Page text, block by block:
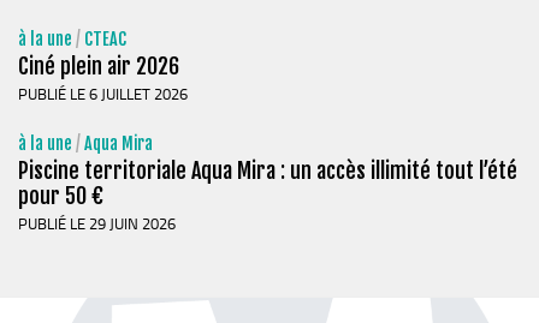
à la une / CTEAC
Ciné plein air 2026
PUBLIÉ LE 6 JUILLET 2026
à la une /Aqua Mira
Piscine territoriale Aqua Mira : un accès illimité tout l’été
pour 50 €
PUBLIÉ LE 29 JUIN 2026